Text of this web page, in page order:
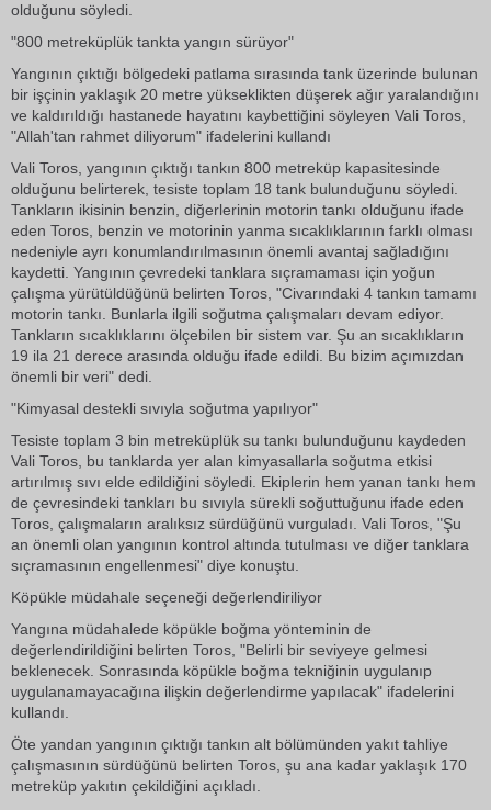
olduğunu söyledi.
"800 metreküplük tankta yangın sürüyor"
Yangının çıktığı bölgedeki patlama sırasında tank üzerinde bulunan
bir işçinin yaklaşık 20 metre yükseklikten düşerek ağır yaralandığını
ve kaldırıldığı hastanede hayatını kaybettiğini söyleyen Vali Toros,
"Allah'tan rahmet diliyorum" ifadelerini kullandı
Vali Toros, yangının çıktığı tankın 800 metreküp kapasitesinde
olduğunu belirterek, tesiste toplam 18 tank bulunduğunu söyledi.
Tankların ikisinin benzin, diğerlerinin motorin tankı olduğunu ifade
eden Toros, benzin ve motorinin yanma sıcaklıklarının farklı olması
nedeniyle ayrı konumlandırılmasının önemli avantaj sağladığını
kaydetti. Yangının çevredeki tanklara sıçramaması için yoğun
çalışma yürütüldüğünü belirten Toros, "Civarındaki 4 tankın tamamı
motorin tankı. Bunlarla ilgili soğutma çalışmaları devam ediyor.
Tankların sıcaklıklarını ölçebilen bir sistem var. Şu an sıcaklıkların
19 ila 21 derece arasında olduğu ifade edildi. Bu bizim açımızdan
önemli bir veri" dedi.
"Kimyasal destekli sıvıyla soğutma yapılıyor"
Tesiste toplam 3 bin metreküplük su tankı bulunduğunu kaydeden
Vali Toros, bu tanklarda yer alan kimyasallarla soğutma etkisi
artırılmış sıvı elde edildiğini söyledi. Ekiplerin hem yanan tankı hem
de çevresindeki tankları bu sıvıyla sürekli soğuttuğunu ifade eden
Toros, çalışmaların aralıksız sürdüğünü vurguladı. Vali Toros, "Şu
an önemli olan yangının kontrol altında tutulması ve diğer tanklara
sıçramasının engellenmesi" diye konuştu.
Köpükle müdahale seçeneği değerlendiriliyor
Yangına müdahalede köpükle boğma yönteminin de
değerlendirildiğini belirten Toros, "Belirli bir seviyeye gelmesi
beklenecek. Sonrasında köpükle boğma tekniğinin uygulanıp
uygulanamayacağına ilişkin değerlendirme yapılacak" ifadelerini
kullandı.
Öte yandan yangının çıktığı tankın alt bölümünden yakıt tahliye
çalışmasının sürdüğünü belirten Toros, şu ana kadar yaklaşık 170
metreküp yakıtın çekildiğini açıkladı.